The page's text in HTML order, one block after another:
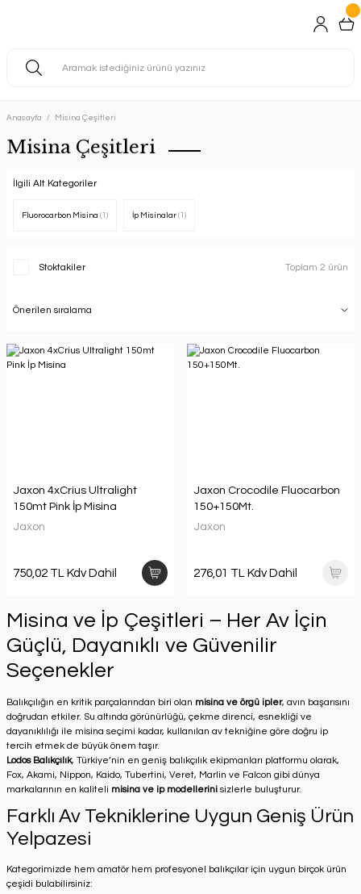
Anasayfa Misina Çeşitleri
Misina Çeşitleri
İlgili Alt Kategoriler
Fluorocarbon Misina (1) İp Misinalar (1)
Stoktakiler Toplam 2 ürün
Jaxon 4xCrius Ultralight
150mt Pink İp Misina
Jaxon
750,02 TL Kdv Dahil
Jaxon Crocodile Fluocarbon
150+150Mt.
Jaxon
276,01 TL Kdv Dahil
Misina ve İp Çeşitleri – Her Av İçin
Güçlü, Dayanıklı ve Güvenilir
Seçenekler
Balıkçılığın en kritik parçalarından biri olan misina ve örgü ipler, avın başarısını
doğrudan etkiler. Su altında görünürlüğü, çekme direnci, esnekliği ve
dayanıklılığı ile misina seçimi kadar, kullanılan av tekniğine göre doğru ip
tercih etmek de büyük önem taşır.
Lodos Balıkçılık, Türkiye’nin en geniş balıkçılık ekipmanları platformu olarak,
Fox, Akami, Nippon, Kaido, Tubertini, Veret, Marlin ve Falcon gibi dünya
markalarının en kaliteli misina ve ip modellerini sizlerle buluşturur.
Farklı Av Tekniklerine Uygun Geniş Ürün
Yelpazesi
Kategorimizde hem amatör hem profesyonel balıkçılar için uygun birçok ürün
çeşidi bulabilirsiniz: